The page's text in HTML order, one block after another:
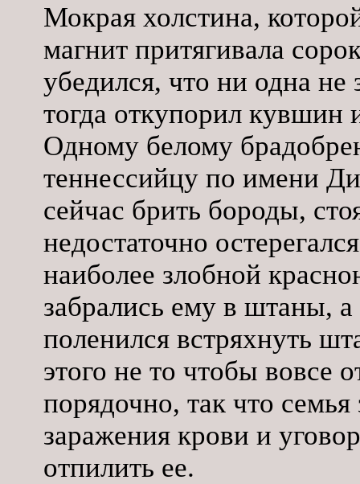
Мокрая холстина,
магнит притягивала
убедился, что ни одна не
тогда откупорил кувшин
Одному белому
теннессийцу по имени
сейчас брить бороды,
недостаточно
наиболее злобной
забрались ему в штаны,
поленился встряхнуть
этого не то чтобы вовсе
порядочно, так что семья
заражения крови и
отпилить ее.